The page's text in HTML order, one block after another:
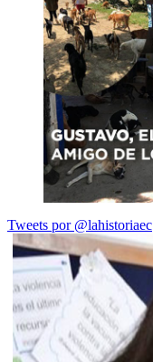
Tweets por @lahistoriaec